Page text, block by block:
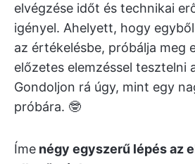
elvégzése időt és technikai
igényel. Ahelyett, hogy
az értékelésbe, próbálja meg
előzetes elemzéssel tesztelni
Gondoljon rá úgy, mint egy
próbára. 🤓
Íme négy egyszerű lépés az